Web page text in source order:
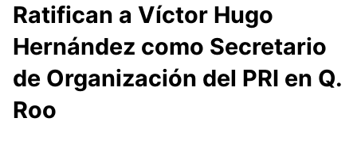
Ratifican a Víctor Hugo
Hernández como Secretario
de Organización del PRI en Q.
Roo